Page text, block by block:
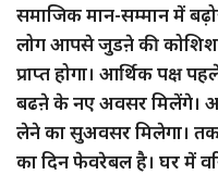
समाजिक मान-सम्मान में
लोग आपसे जुडऩे की
प्राप्त होगा। आर्थिक पक्ष
बढऩे के नए अवसर मिलेंगे।
लेने का सुअवसर मिलेगा।
का दिन फेवरेबल है। घर में